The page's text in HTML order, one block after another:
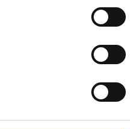
and process my personal
details or to opt-out at any